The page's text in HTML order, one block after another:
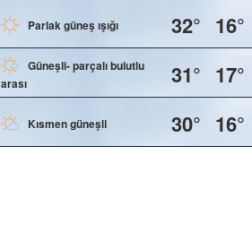
Parlak güneş ışığı 32° 16°
Güneşli- parçalı bulutlu
arası
31° 17°
Kısmen güneşli 30° 16°